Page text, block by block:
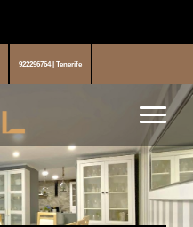
922296764 | Tenerife